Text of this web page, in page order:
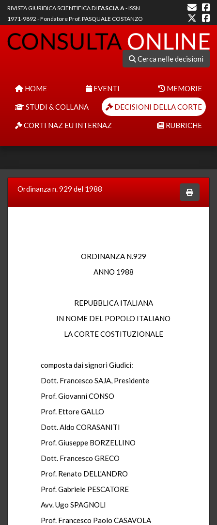
RIVISTA GIURIDICA SCIENTIFICA DI FASCIA A- ISSN
1971-9892 - Fondatore Prof. PASQUALE COSTANZO
Cerca nelle decisioni
HOME EVENTI MEMORIE
STUDI & COLLANA DECISIONI DELLA CORTE
CORTI NAZ EU INTERNAZ RUBRICHE
Ordinanza n. 929 del 1988
ORDINANZA N.929
ANNO 1988
REPUBBLICA ITALIANA
IN NOME DEL POPOLO ITALIANO
LA CORTE COSTITUZIONALE
composta dai signori Giudici:
Dott. Francesco SAJA, Presidente
Prof. Giovanni CONSO
Prof. Ettore GALLO
Dott. Aldo CORASANITI
Prof. Giuseppe BORZELLINO
Dott. Francesco GRECO
Prof. Renato DELL'ANDRO
Prof. Gabriele PESCATORE
Avv. Ugo SPAGNOLI
Prof. Francesco Paolo CASAVOLA